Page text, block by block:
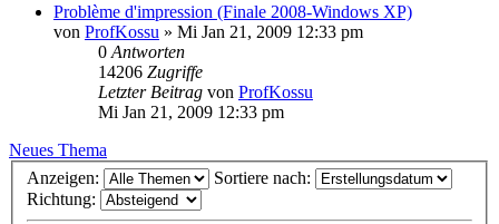
Problème d'impression (Finale 2008-Windows XP)
von ProfKossu » Mi Jan 21, 2009 12:33 pm
0 Antworten
14206 Zugriffe
Letzter Beitrag von ProfKossu
Mi Jan 21, 2009 12:33 pm
Neues Thema
Anzeigen:
Sortiere nach:
Richtung: